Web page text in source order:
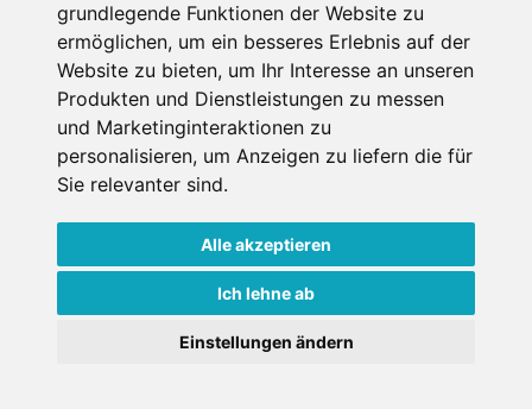
grundlegende Funktionen der Website zu
ermöglichen, um ein besseres Erlebnis auf der
Website zu bieten, um Ihr Interesse an unseren
Produkten und Dienstleistungen zu messen
und Marketinginteraktionen zu
personalisieren, um Anzeigen zu liefern die für
Sie relevanter sind.
Alle akzeptieren
Ich lehne ab
Einstellungen ändern
WEITERE PORTALE
Schneemenschen.de
Schneehoehen.de
Alpen-Guide.de